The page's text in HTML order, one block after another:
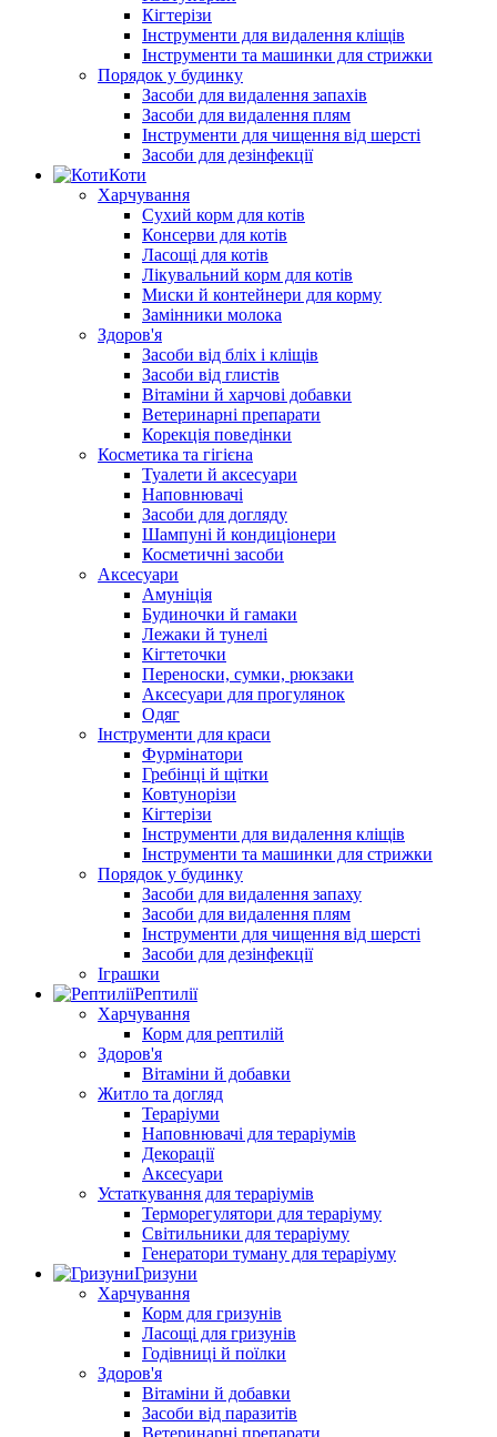
Кігтерізи
Інструменти для видалення кліщів
Інструменти та машинки для стрижки
Порядок у будинку
Засоби для видалення запахів
Засоби для видалення плям
Інструменти для чищення від шерсті
Засоби для дезінфекції
Коти
Харчування
Сухий корм для котів
Консерви для котів
Ласощі для котів
Лікувальний корм для котів
Миски й контейнери для корму
Замінники молока
Здоров'я
Засоби від бліх і кліщів
Засоби від глистів
Вітаміни й харчові добавки
Ветеринарні препарати
Корекція поведінки
Косметика та гігієна
Туалети й аксесуари
Наповнювачі
Засоби для догляду
Шампуні й кондиціонери
Косметичні засоби
Аксесуари
Амуніція
Будиночки й гамаки
Лежаки й тунелі
Кігтеточки
Переноски, сумки, рюкзаки
Аксесуари для прогулянок
Одяг
Інструменти для краси
Фурмінатори
Гребінці й щітки
Ковтунорізи
Кігтерізи
Інструменти для видалення кліщів
Інструменти та машинки для стрижки
Порядок у будинку
Засоби для видалення запаху
Засоби для видалення плям
Інструменти для чищення від шерсті
Засоби для дезінфекції
Іграшки
Рептилії
Харчування
Корм для рептилій
Здоров'я
Вітаміни й добавки
Житло та догляд
Тераріуми
Наповнювачі для тераріумів
Декорації
Аксесуари
Устаткування для тераріумів
Терморегулятори для тераріуму
Світильники для тераріуму
Генератори туману для тераріуму
Гризуни
Харчування
Корм для гризунів
Ласощі для гризунів
Годівниці й поїлки
Здоров'я
Вітаміни й добавки
Засоби від паразитів
Ветеринарні препарати